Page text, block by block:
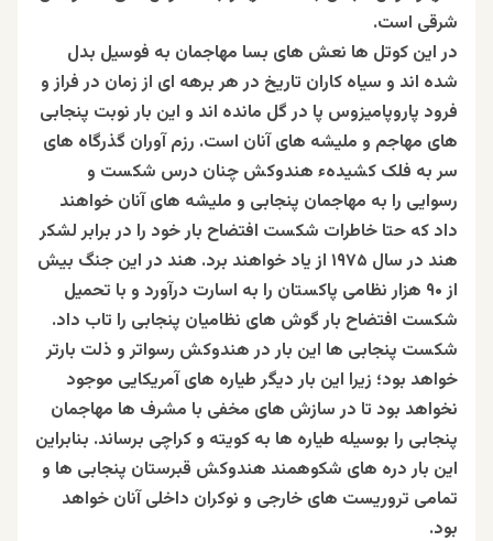
شرقی است.
در این کوتل ها نعش های بسا مهاجمان به فوسیل بدل
شده اند و سیاه کاران تاریخ در هر برهه ای از زمان در فراز و
فرود پاروپامیزوس پا در گل مانده اند و این بار نوبت پنجابی
های مهاجم و ملیشه های آنان است. رزم آوران گذرگاه های
سر به فلک کشیدهء هندوکش چنان درس شکست و
رسوایی را به مهاجمان پنجابی و ملیشه های آنان خواهند
داد که حتا خاطرات شکست افتضاح بار خود را در برابر لشکر
هند در سال ۱۹۷۵ از یاد خواهند برد. هند در این جنگ بیش
از ۹۰ هزار نظامی پاکستان را به اسارت درآورد و با تحمیل
شکست افتضاح بار گوش های نظامیان پنجابی را تاب داد.
شکست پنجابی ها این بار در هندوکش رسواتر و ذلت بارتر
خواهد بود؛ زیرا این بار دیگر طیاره های آمریکایی موجود
نخواهد بود تا در سازش های مخفی با مشرف ها مهاجمان
پنجابی را بوسیله طیاره ها به کویته و کراچی برساند. بنابراین
این بار دره های شکوهمند هندوکش قبرستان پنجابی ها و
تمامی تروریست های خارجی و نوکران داخلی آنان خواهد
بود.